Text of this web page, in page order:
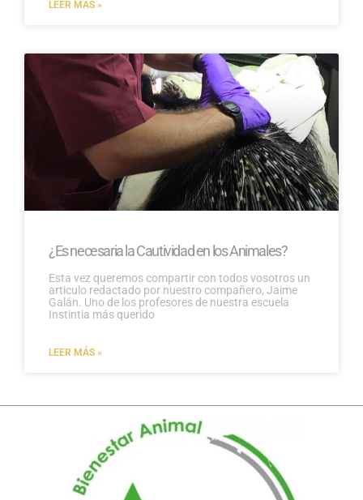
LEER MÁS »
¿Es necesaria la Cautividad en los Animales?
Esta vez queremos compartir con todos vosotros un
articulo redactado por nuestro compañero, Jaime
Galán. Uno de los profesores de nuestra escuela
Instintia más querido
LEER MÁS »